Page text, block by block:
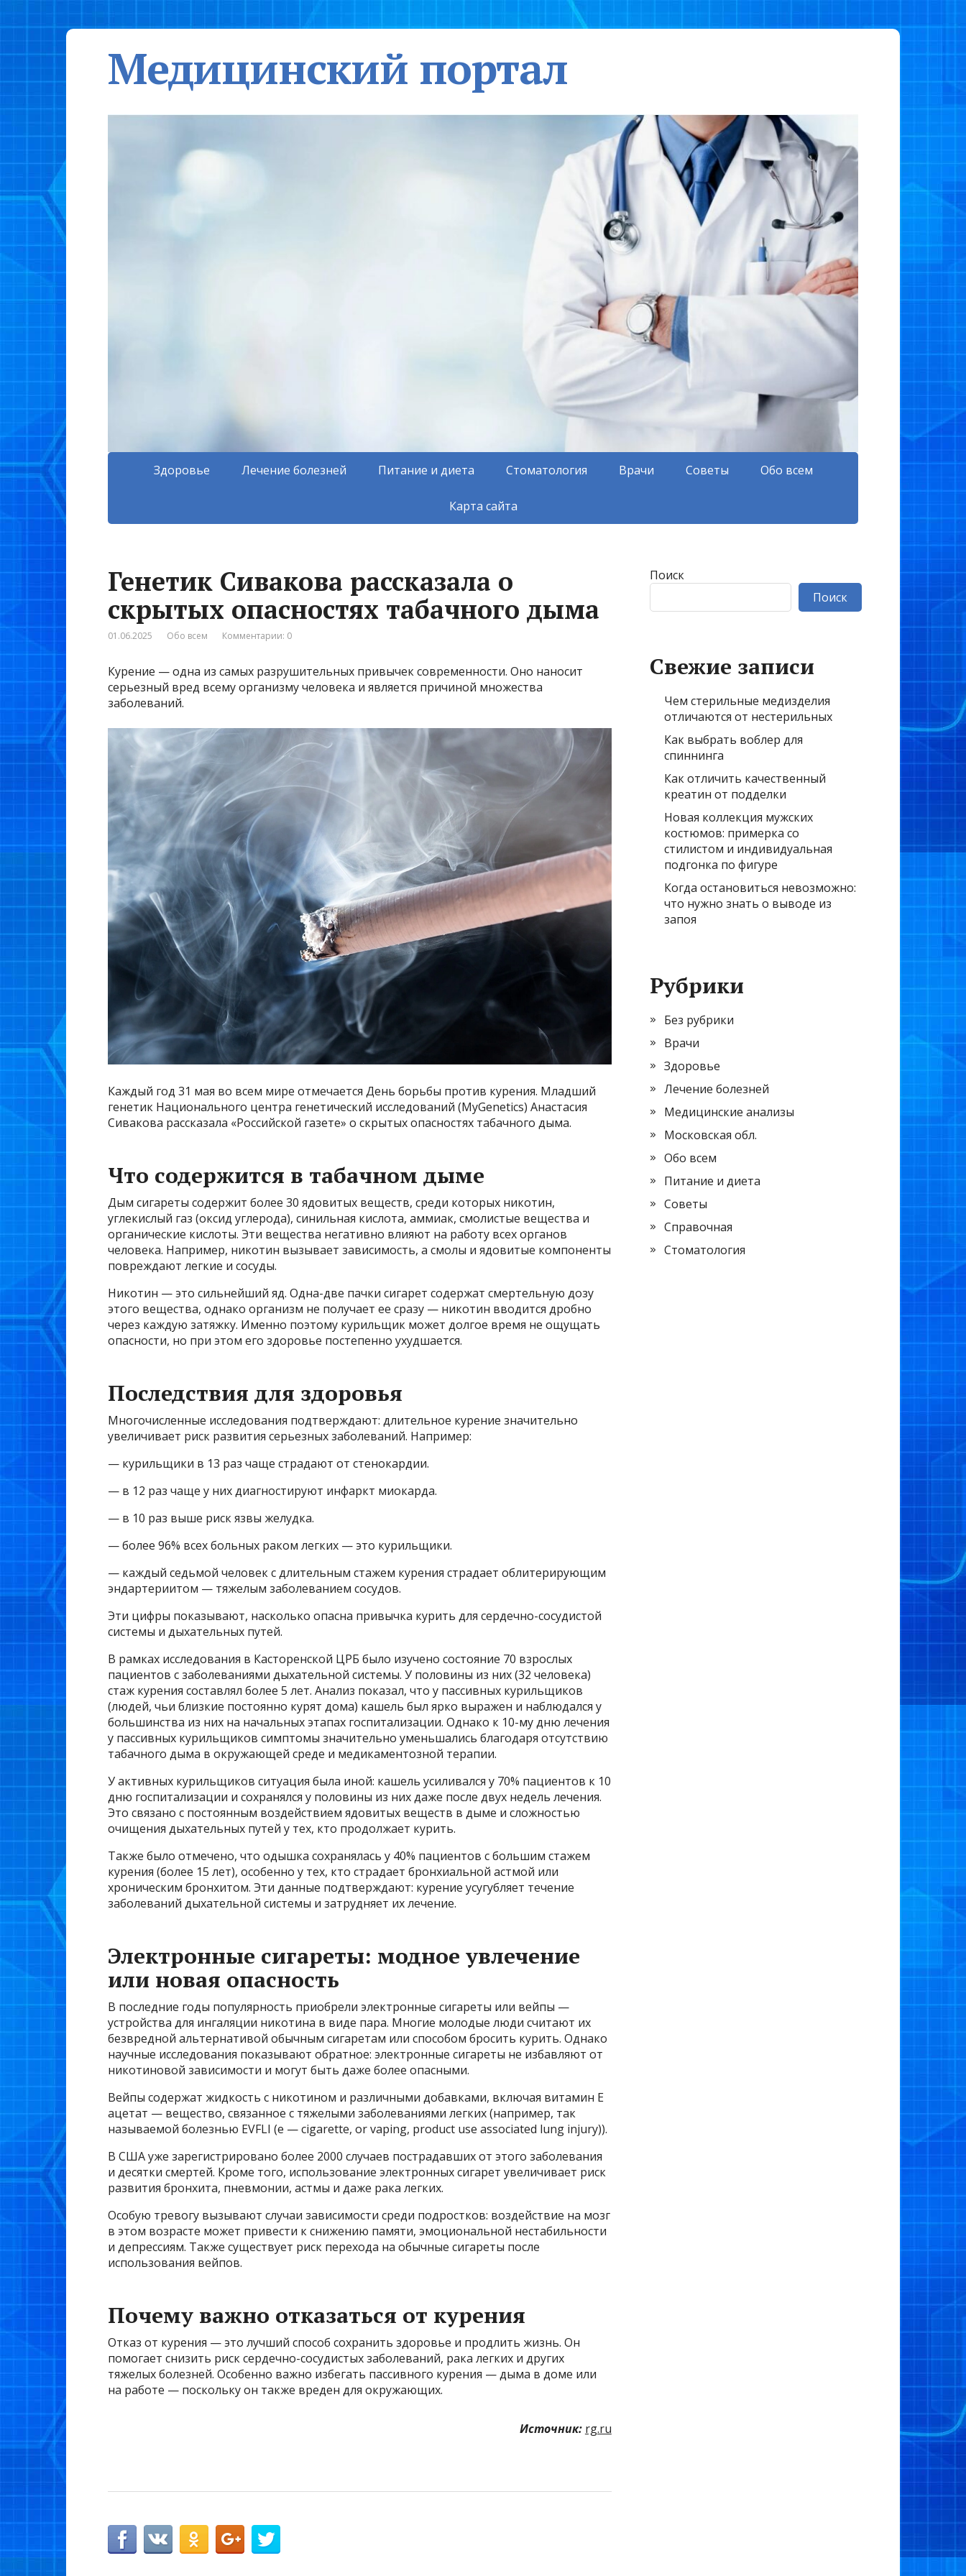
Медицинский портал
Здоровье Лечение болезней Питание и диета Стоматология Врачи Советы Обо всем
Карта сайта
Генетик Сивакова рассказала о
скрытых опасностях табачного дыма
01.06.2025 Обо всем Комментарии: 0
Курение — одна из самых разрушительных привычек современности. Оно наносит
серьезный вред всему организму человека и является причиной множества
заболеваний.
Каждый год 31 мая во всем мире отмечается День борьбы против курения. Младший
генетик Национального центра генетический исследований (MyGenetics) Анастасия
Сивакова рассказала «Российской газете» о скрытых опасностях табачного дыма.
Что содержится в табачном дыме
Дым сигареты содержит более 30 ядовитых веществ, среди которых никотин,
углекислый газ (оксид углерода), синильная кислота, аммиак, смолистые вещества и
органические кислоты. Эти вещества негативно влияют на работу всех органов
человека. Например, никотин вызывает зависимость, а смолы и ядовитые компоненты
повреждают легкие и сосуды.
Никотин — это сильнейший яд. Одна-две пачки сигарет содержат смертельную дозу
этого вещества, однако организм не получает ее сразу — никотин вводится дробно
через каждую затяжку. Именно поэтому курильщик может долгое время не ощущать
опасности, но при этом его здоровье постепенно ухудшается.
Последствия для здоровья
Многочисленные исследования подтверждают: длительное курение значительно
увеличивает риск развития серьезных заболеваний. Например:
— курильщики в 13 раз чаще страдают от стенокардии.
— в 12 раз чаще у них диагностируют инфаркт миокарда.
— в 10 раз выше риск язвы желудка.
— более 96% всех больных раком легких — это курильщики.
— каждый седьмой человек с длительным стажем курения страдает облитерирующим
эндартериитом — тяжелым заболеванием сосудов.
Эти цифры показывают, насколько опасна привычка курить для сердечно-сосудистой
системы и дыхательных путей.
В рамках исследования в Касторенской ЦРБ было изучено состояние 70 взрослых
пациентов с заболеваниями дыхательной системы. У половины из них (32 человека)
стаж курения составлял более 5 лет. Анализ показал, что у пассивных курильщиков
(людей, чьи близкие постоянно курят дома) кашель был ярко выражен и наблюдался у
большинства из них на начальных этапах госпитализации. Однако к 10-му дню лечения
у пассивных курильщиков симптомы значительно уменьшались благодаря отсутствию
табачного дыма в окружающей среде и медикаментозной терапии.
У активных курильщиков ситуация была иной: кашель усиливался у 70% пациентов к 10
дню госпитализации и сохранялся у половины из них даже после двух недель лечения.
Это связано с постоянным воздействием ядовитых веществ в дыме и сложностью
очищения дыхательных путей у тех, кто продолжает курить.
Также было отмечено, что одышка сохранялась у 40% пациентов с большим стажем
курения (более 15 лет), особенно у тех, кто страдает бронхиальной астмой или
хроническим бронхитом. Эти данные подтверждают: курение усугубляет течение
заболеваний дыхательной системы и затрудняет их лечение.
Электронные сигареты: модное увлечение
или новая опасность
В последние годы популярность приобрели электронные сигареты или вейпы —
устройства для ингаляции никотина в виде пара. Многие молодые люди считают их
безвредной альтернативой обычным сигаретам или способом бросить курить. Однако
научные исследования показывают обратное: электронные сигареты не избавляют от
никотиновой зависимости и могут быть даже более опасными.
Вейпы содержат жидкость с никотином и различными добавками, включая витамин Е
ацетат — вещество, связанное с тяжелыми заболеваниями легких (например, так
называемой болезнью EVFLI (e — cigarette, or vaping, product use associated lung injury)).
В США уже зарегистрировано более 2000 случаев пострадавших от этого заболевания
и десятки смертей. Кроме того, использование электронных сигарет увеличивает риск
развития бронхита, пневмонии, астмы и даже рака легких.
Особую тревогу вызывают случаи зависимости среди подростков: воздействие на мозг
в этом возрасте может привести к снижению памяти, эмоциональной нестабильности
и депрессиям. Также существует риск перехода на обычные сигареты после
использования вейпов.
Почему важно отказаться от курения
Отказ от курения — это лучший способ сохранить здоровье и продлить жизнь. Он
помогает снизить риск сердечно-сосудистых заболеваний, рака легких и других
тяжелых болезней. Особенно важно избегать пассивного курения — дыма в доме или
на работе — поскольку он также вреден для окружающих.
Источник: rg.ru
Поиск
Поиск
Свежие записи
Чем стерильные медизделия
отличаются от нестерильных
Как выбрать воблер для
спиннинга
Как отличить качественный
креатин от подделки
Новая коллекция мужских
костюмов: примерка со
стилистом и индивидуальная
подгонка по фигуре
Когда остановиться невозможно:
что нужно знать о выводе из
запоя
Рубрики
Без рубрики
Врачи
Здоровье
Лечение болезней
Медицинские анализы
Московская обл.
Обо всем
Питание и диета
Советы
Справочная
Стоматология